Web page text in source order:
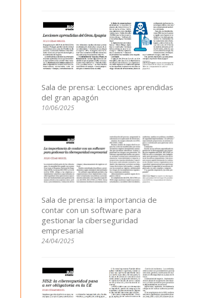
Sala de prensa: Lecciones aprendidas
del gran apagón
10/06/2025
Sala de prensa: la importancia de
contar con un software para
gestionar la ciberseguridad
empresarial
24/04/2025